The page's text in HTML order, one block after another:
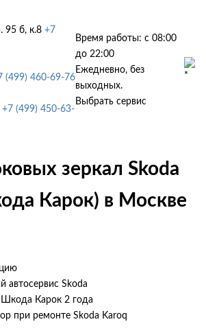
95 б, к.8 +7
(499) 460-69-76
+7 (499) 450-63-
Время работы: с 08:00
до 22:00
Ежедневно, без
выходных.
Выбрать сервис
зеркал Skoda
Карок) в Москве
автосервис Skoda
Шкода Карок 2 года
при ремонте Skoda Karoq